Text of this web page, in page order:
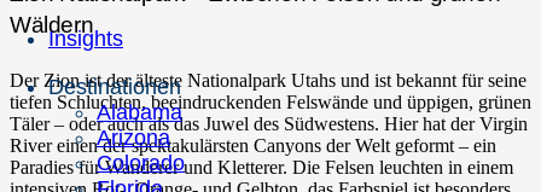
Insights
Destinationen
Alabama
Arizona
Colorado
Wäldern
Der Zion ist der älteste Nationalpark Utahs und ist bekannt für seine
tiefen Schluchten, beeindruckenden Felswände und üppigen, grünen
Täler – oder auch als das Juwel des Südwestens. Hier hat der Virgin
River einen der spektakulärsten Canyons der Welt geformt – ein
Paradies für Wanderer und Kletterer. Die Felsen leuchten in einem